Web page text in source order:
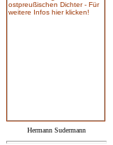
Hermann Sudermann